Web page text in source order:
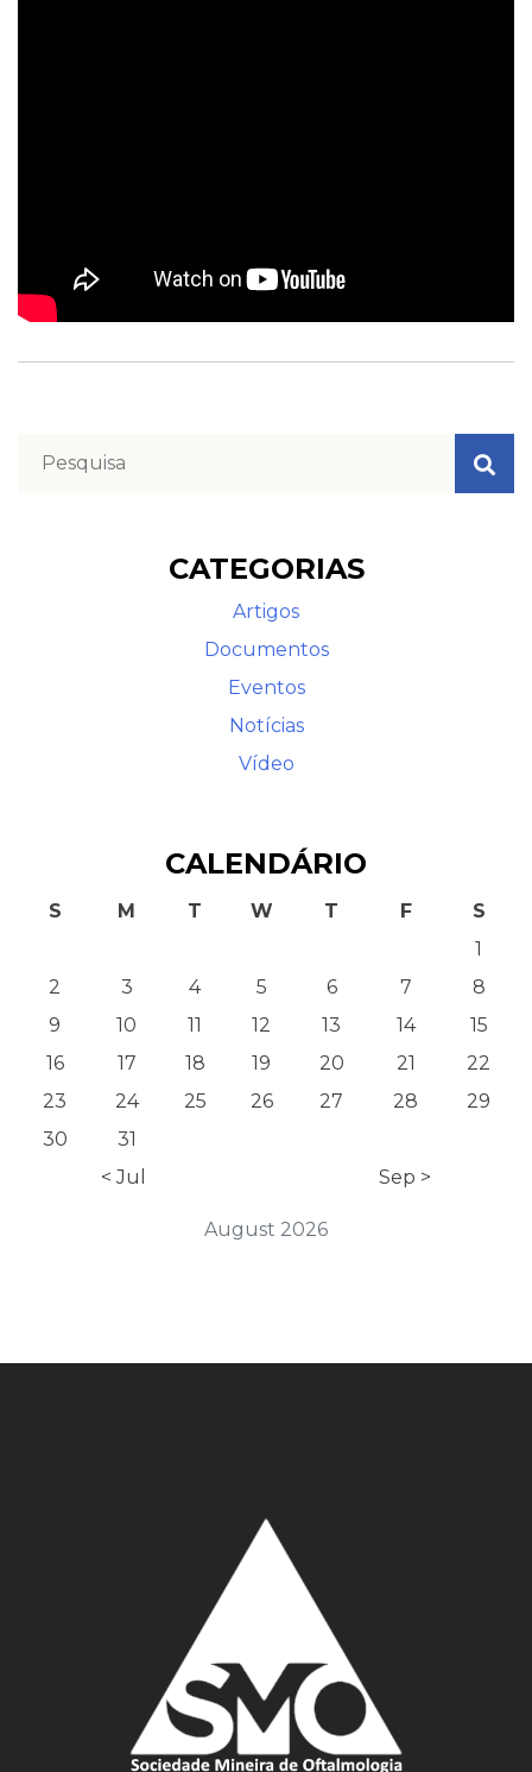
CATEGORIAS
Artigos
Documentos
Eventos
Notícias
Vídeo
CALENDÁRIO
August 2026
S M T W T F
S
1
2
3 4 5 6 7
8
9
10 11 12 13 14
15
16
17 18 19 20 21
22
23
24 25 26 27 28
29
30
31
< Jul
Sep >